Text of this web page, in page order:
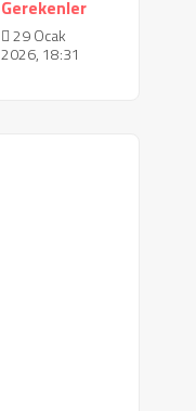
Gerekenler
29 Ocak
2026, 18:31